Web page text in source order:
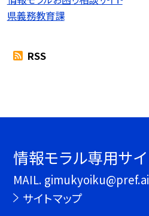
県義務教育課
RSS
情報モラル専用サイ
MAIL.
サイトマップ